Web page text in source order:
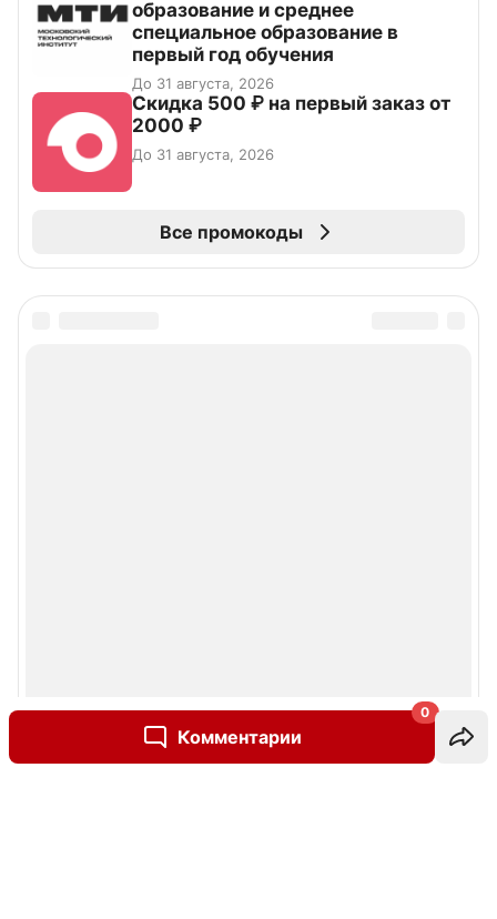
Комментарии
0
образование и среднее
специальное образование в
первый год обучения
До 31 августа, 2026
Скидка 500 ₽ на первый заказ от
2000 ₽
До 31 августа, 2026
Все промокоды